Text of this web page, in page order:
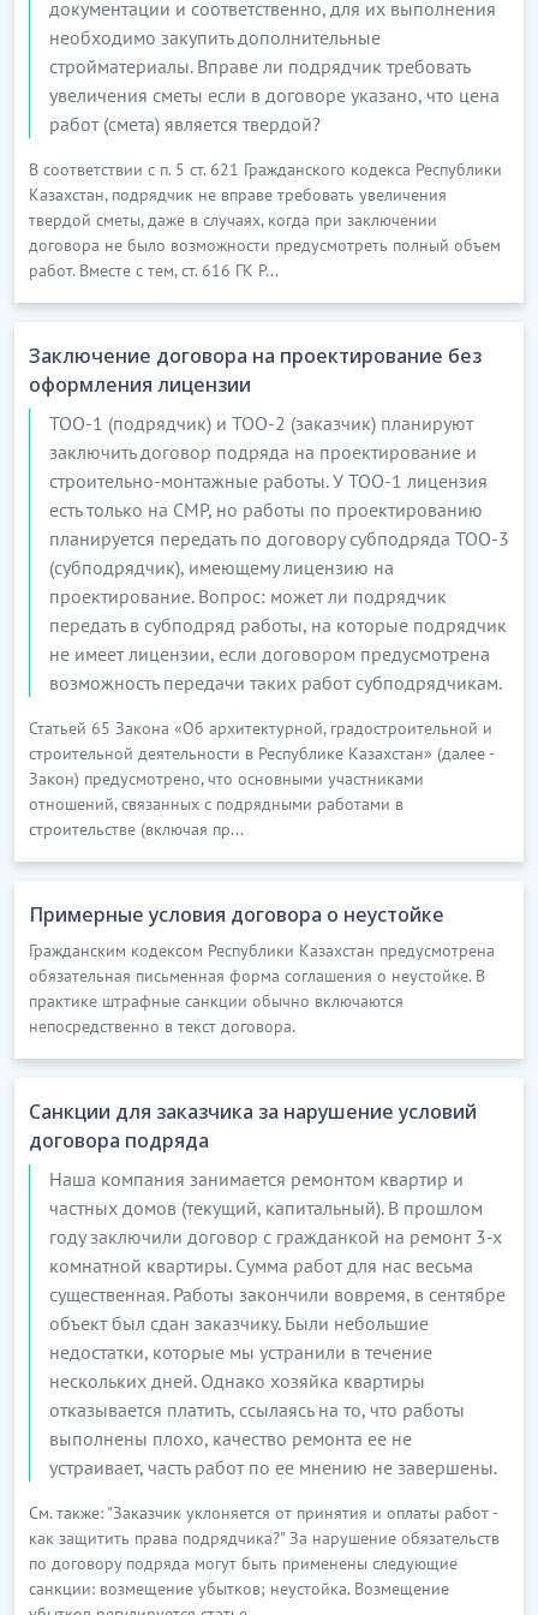
…………………………
[Скрытый текст. Полная версия доступна после
скачивания]
документации и соответственно, для их выполнения
необходимо закупить дополнительные
стройматериалы. Вправе ли подрядчик требовать
увеличения сметы если в договоре указано, что цена
работ (смета) является твердой?
В соответствии с п. 5 ст. 621 Гражданского кодекса Республики
Казахстан, подрядчик не вправе требовать увеличения
твердой сметы, даже в случаях, когда при заключении
договора не было возможности предусмотреть полный объем
работ. Вместе с тем, ст. 616 ГК Р...
Заключение договора на проектирование без
оформления лицензии
ТОО-1 (подрядчик) и ТОО-2 (заказчик) планируют
заключить договор подряда на проектирование и
строительно-монтажные работы. У ТОО-1 лицензия
есть только на СМР, но работы по проектированию
планируется передать по договору субподряда ТОО-3
(субподрядчик), имеющему лицензию на
проектирование. Вопрос: может ли подрядчик
передать в субподряд работы, на которые подрядчик
не имеет лицензии, если договором предусмотрена
возможность передачи таких работ субподрядчикам.
Статьей 65 Закона «Об архитектурной, градостроительной и
строительной деятельности в Республике Казахстан» (далее -
Закон) предусмотрено, что основными участниками
отношений, связанных с подрядными работами в
строительстве (включая пр...
Примерные условия договора о неустойке
Гражданским кодексом Республики Казахстан предусмотрена
обязательная письменная форма соглашения о неустойке. В
практике штрафные санкции обычно включаются
непосредственно в текст договора.
Санкции для заказчика за нарушение условий
договора подряда
Наша компания занимается ремонтом квартир и
частных домов (текущий, капитальный). В прошлом
году заключили договор с гражданкой на ремонт 3-х
комнатной квартиры. Сумма работ для нас весьма
существенная. Работы закончили вовремя, в сентябре
объект был сдан заказчику. Были небольшие
недостатки, которые мы устранили в течение
нескольких дней. Однако хозяйка квартиры
отказывается платить, ссылаясь на то, что работы
выполнены плохо, качество ремонта ее не
устраивает, часть работ по ее мнению не завершены.
См. также: "Заказчик уклоняется от принятия и оплаты работ -
как защитить права подрядчика?" За нарушение обязательств
по договору подряда могут быть применены следующие
санкции: возмещение убытков; неустойка. Возмещение